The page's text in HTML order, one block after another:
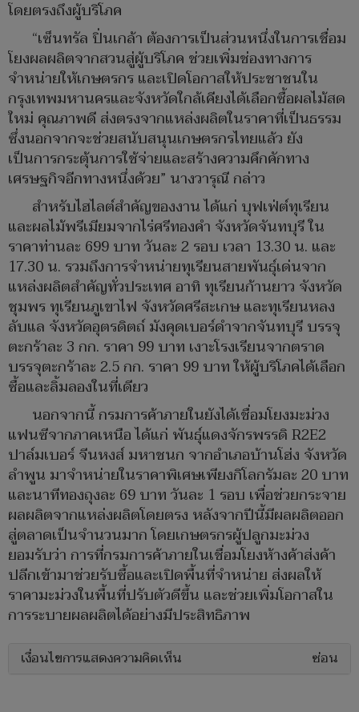
โดยตรงถึงผู้บริโภค
“เซ็นทรัล ปิ่นเกล้า ต้องการเป็นส่วนหนึ่งในการเชื่อม
โยงผลผลิตจากสวนสู่ผู้บริโภค ช่วยเพิ่มช่องทางการ
จำหน่ายให้เกษตรกร และเปิดโอกาสให้ประชาชนใน
กรุงเทพมหานครและจังหวัดใกล้เคียงได้เลือกซื้อผลไม้สด
ใหม่ คุณภาพดี ส่งตรงจากแหล่งผลิตในราคาที่เป็นธรรม
ซึ่งนอกจากจะช่วยสนับสนุนเกษตรกรไทยแล้ว ยัง
เป็นการกระตุ้นการใช้จ่ายและสร้างความคึกคักทาง
เศรษฐกิจอีกทางหนึ่งด้วย” นางวารุณี กล่าว
สำหรับไฮไลต์สำคัญของงาน ได้แก่ บุฟเฟ่ต์ทุเรียน
และผลไม้พรีเมียมจากไร่ศรีทองคำ จังหวัดจันทบุรี ใน
ราคาท่านละ 699 บาท วันละ 2 รอบ เวลา 13.30 น. และ
17.30 น. รวมถึงการจำหน่ายทุเรียนสายพันธุ์เด่นจาก
แหล่งผลิตสำคัญทั่วประเทศ อาทิ ทุเรียนก้านยาว จังหวัด
ชุมพร ทุเรียนภูเขาไฟ จังหวัดศรีสะเกษ และทุเรียนหลง
ลับแล จังหวัดอุตรดิตถ์ มังคุดเบอร์ดำจากจันทบุรี บรรจุ
ตะกร้าละ 3 กก. ราคา 99 บาท เงาะโรงเรียนจากตราด
บรรจุตะกร้าละ 2.5 กก. ราคา 99 บาท ให้ผู้บริโภคได้เลือก
ซื้อและลิ้มลองในที่เดียว
นอกจากนี้ กรมการค้าภายในยังได้เชื่อมโยงมะม่วง
แฟนซีจากภาคเหนือ ได้แก่ พันธุ์แดงจักรพรรดิ R2E2
ปาล์มเบอร์ จีนหงส์ มหาชนก จากอำเภอบ้านโฮ่ง จังหวัด
ลำพูน มาจำหน่ายในราคาพิเศษเพียงกิโลกรัมละ 20 บาท
และนาทีทองถุงละ 69 บาท วันละ 1 รอบ เพื่อช่วยกระจาย
ผลผลิตจากแหล่งผลิตโดยตรง หลังจากปีนี้มีผลผลิตออก
สู่ตลาดเป็นจำนวนมาก โดยเกษตรกรผู้ปลูกมะม่วง
ยอมรับว่า การที่กรมการค้าภายในเชื่อมโยงห้างค้าส่งค้า
ปลีกเข้ามาช่วยรับซื้อและเปิดพื้นที่จำหน่าย ส่งผลให้
ราคามะม่วงในพื้นที่ปรับตัวดีขึ้น และช่วยเพิ่มโอกาสใน
การระบายผลผลิตได้อย่างมีประสิทธิภาพ
เงื่อนไขการแสดงความคิดเห็น ซ่อน